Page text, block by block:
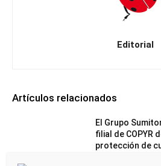
Editorial
Artículos relacionados
Noticias
El Grupo
filial de COPYR
protección de